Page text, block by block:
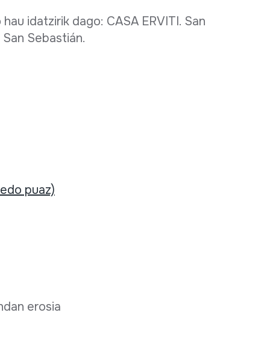
idatzirik dago: CASA ERVITI. San
Sebastián.
puaz)
erosia